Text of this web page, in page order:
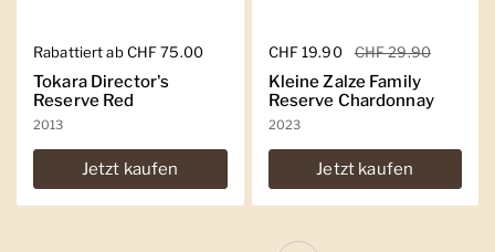
Regulärer Preis
Rabattiert ab CHF 75.00
Tokara Director's
Reserve Red
2013
Jetzt kaufen
Regulärer Preis
CHF 19.90 Sale-Preis
CHF 29.90
Kleine Zalze Family
Reserve Chardonnay
2023
Jetzt kaufen